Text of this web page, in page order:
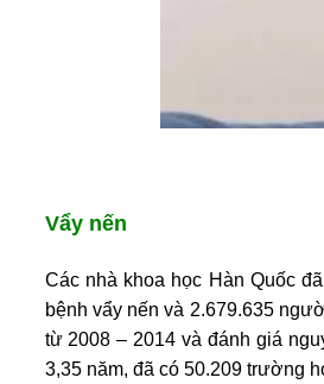
Vẩy nến
Các nhà khoa học Hàn Quốc
bệnh vẩy nến và 2.679.635
từ 2008 – 2014 và đánh giá
3,35 năm, đã có 50.209 trường